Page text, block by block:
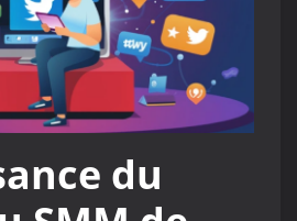
du